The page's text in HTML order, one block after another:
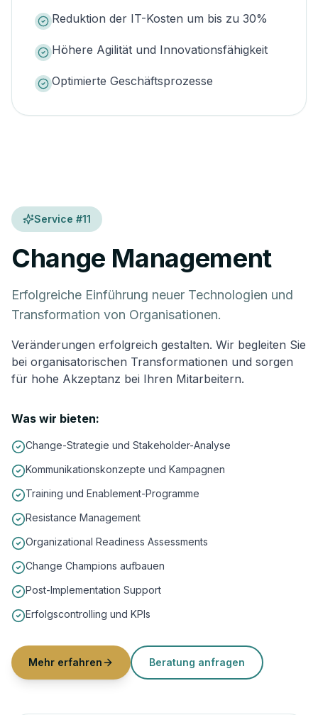
Reduktion der IT-Kosten um bis zu 30%
Höhere Agilität und Innovationsfähigkeit
Optimierte Geschäftsprozesse
Service #11
Change Management
Erfolgreiche Einführung neuer Technologien und
Transformation von Organisationen.
Veränderungen erfolgreich gestalten. Wir begleiten Sie
bei organisatorischen Transformationen und sorgen
für hohe Akzeptanz bei Ihren Mitarbeitern.
Was wir bieten:
Change-Strategie und Stakeholder-Analyse
Kommunikationskonzepte und Kampagnen
Training und Enablement-Programme
Resistance Management
Organizational Readiness Assessments
Change Champions aufbauen
Post-Implementation Support
Erfolgscontrolling und KPIs
Mehr erfahren Beratung anfragen